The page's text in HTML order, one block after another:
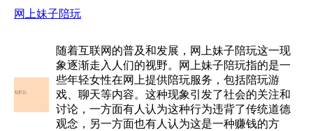
网上妹子陪玩
随着互联网的普及和发展，网上妹子陪玩这一现
象逐渐走入人们的视野。网上妹子陪玩指的是一
些年轻女性在网上提供陪玩服务，包括陪玩游
戏、聊天等内容。这种现象引发了社会的关注和
讨论，一方面有人认为这种行为违背了传统道德
观念，另一方面也有人认为这是一种赚钱的方